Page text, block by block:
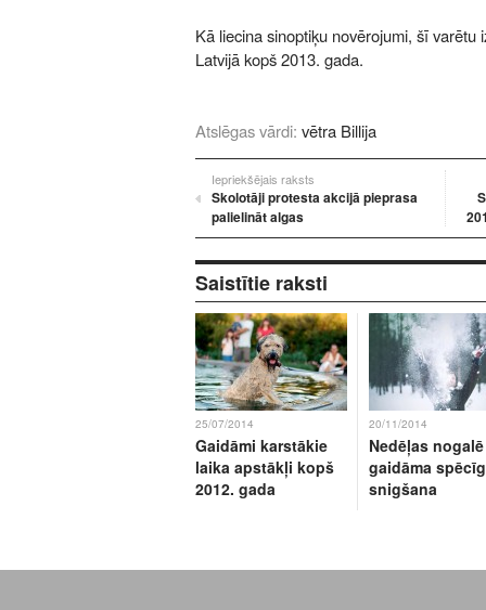
Kā liecina sinoptiķu novērojumi, šī varētu
Latvijā kopš 2013. gada.
Atslēgas vārdi: vētra Billija
Iepriekšējais raksts
Skolotāji protesta akcijā pieprasa
palielināt algas
Saistītie raksti
25/07/2014
Gaidāmi karstākie
laika apstākļi kopš
2012. gada
20/11/2014
Nedēļas nogalē
gaidāma
snigšana